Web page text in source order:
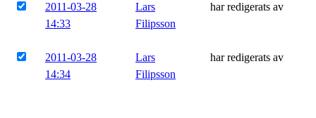
2011-03-28
14:33
Lars
Filipsson
har redigerats av
2011-03-28
14:34
Lars
Filipsson
har redigerats av